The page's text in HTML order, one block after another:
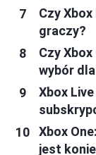
Czy
graczy?
Czy
wybór
Xbox
Xbox
jest